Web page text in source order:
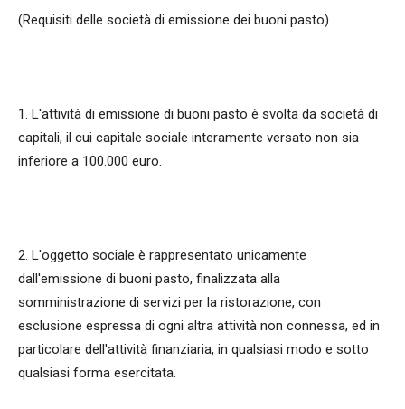
(Requisiti delle società di emissione dei buoni pasto)
1. L'attività di emissione di buoni pasto è svolta da società di
capitali, il cui capitale sociale interamente versato non sia
inferiore a 100.000 euro.
2. L'oggetto sociale è rappresentato unicamente
dall'emissione di buoni pasto, finalizzata alla
somministrazione di servizi per la ristorazione, con
esclusione espressa di ogni altra attività non connessa, ed in
particolare dell'attività finanziaria, in qualsiasi modo e sotto
qualsiasi forma esercitata.